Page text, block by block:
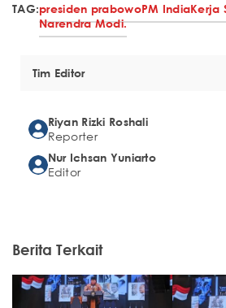
TAG:presiden prabowoPM IndiaKerja
Narendra Modi.
Tim Editor
Riyan Rizki Roshali
Reporter
Nur Ichsan Yuniarto
Editor
Berita Terkait